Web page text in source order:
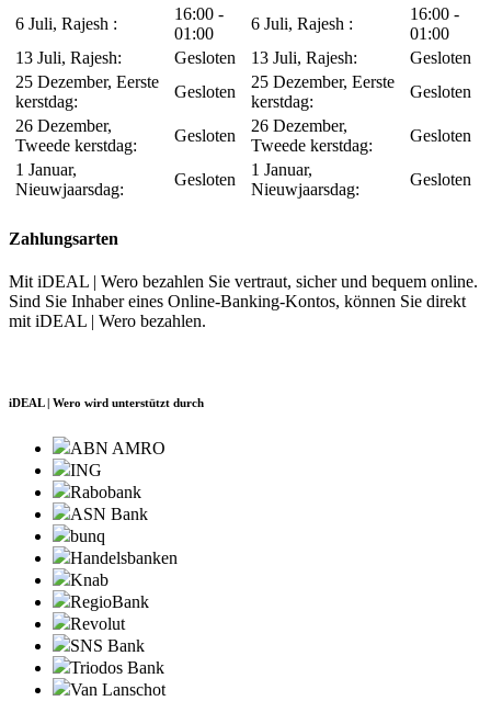
6 Juli, Rajesh :
16:00 -
01:00
13 Juli, Rajesh:
Gesloten
25 Dezember, Eerste
kerstdag:
Gesloten
26 Dezember,
Tweede kerstdag:
Gesloten
1 Januar,
Nieuwjaarsdag:
Gesloten
6 Juli, Rajesh :
16:00 -
01:00
13 Juli, Rajesh:
Gesloten
25 Dezember, Eerste
kerstdag:
Gesloten
26 Dezember,
Tweede kerstdag:
Gesloten
1 Januar,
Nieuwjaarsdag:
Gesloten
Zahlungsarten
Mit iDEAL | Wero bezahlen Sie vertraut, sicher und bequem online.
Sind Sie Inhaber eines Online-Banking-Kontos, können Sie direkt
mit iDEAL | Wero bezahlen.
iDEAL | Wero wird unterstützt durch
ABN AMRO
ING
Rabobank
ASN Bank
bunq
Handelsbanken
Knab
RegioBank
Revolut
SNS Bank
Triodos Bank
Van Lanschot